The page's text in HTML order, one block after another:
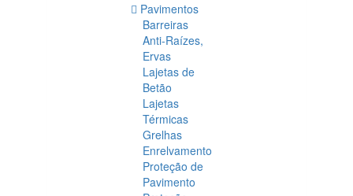
Pavimentos
Barreiras
Anti-Raízes,
Ervas
Lajetas de
Betão
Lajetas
Térmicas
Grelhas
Enrelvamento
Proteção de
Pavimento